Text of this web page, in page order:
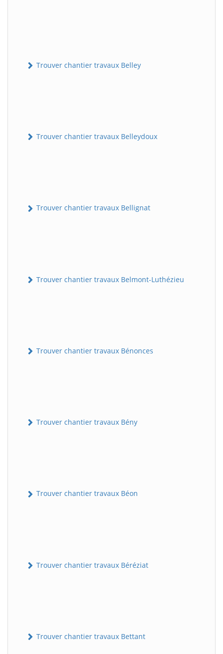
Trouver chantier travaux Belley
Trouver chantier travaux Belleydoux
Trouver chantier travaux Bellignat
Trouver chantier travaux Belmont-Luthézieu
Trouver chantier travaux Bénonces
Trouver chantier travaux Bény
Trouver chantier travaux Béon
Trouver chantier travaux Béréziat
Trouver chantier travaux Bettant